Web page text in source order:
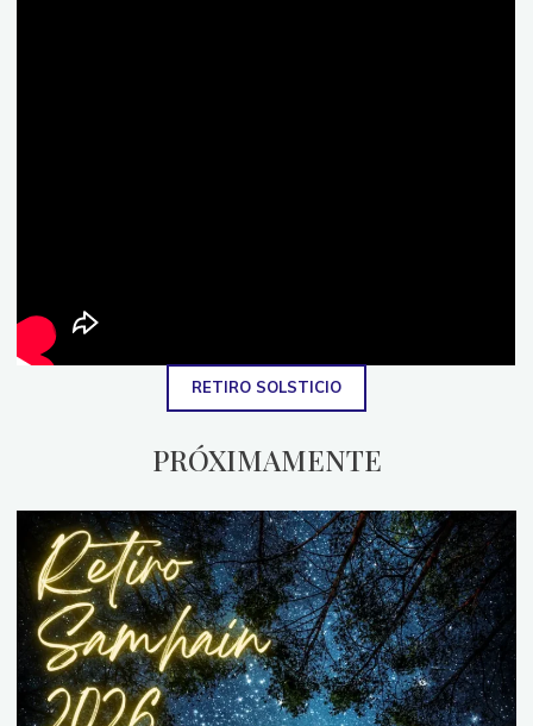
RETIRO SOLSTICIO
PRÓXIMAMENTE